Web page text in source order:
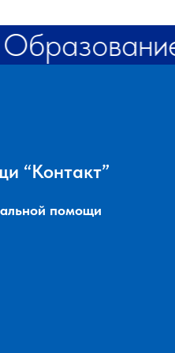
“Контакт”
помощи